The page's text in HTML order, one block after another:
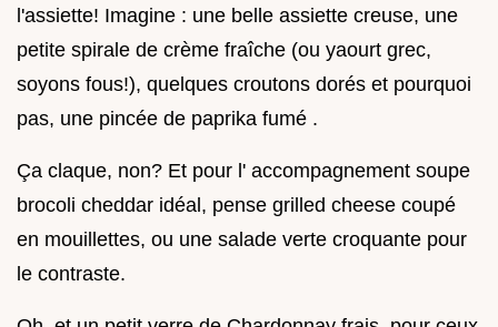
l'assiette! Imagine : une belle assiette creuse, une
petite spirale de crème fraîche (ou yaourt grec,
soyons fous!), quelques croutons dorés et pourquoi
pas, une pincée de paprika fumé .
Ça claque, non? Et pour l' accompagnement soupe
brocoli cheddar idéal, pense grilled cheese coupé
en mouillettes, ou une salade verte croquante pour
le contraste.